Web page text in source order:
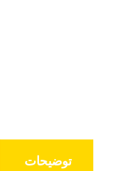
توضیحات